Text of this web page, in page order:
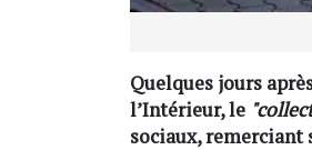
Quelques jours
l’Intérieur, le
sociaux,